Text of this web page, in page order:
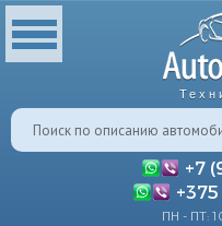
+7
ПН - ПТ: